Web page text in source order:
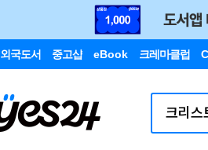
외국도서 중고샵 eBook 크레마클럽